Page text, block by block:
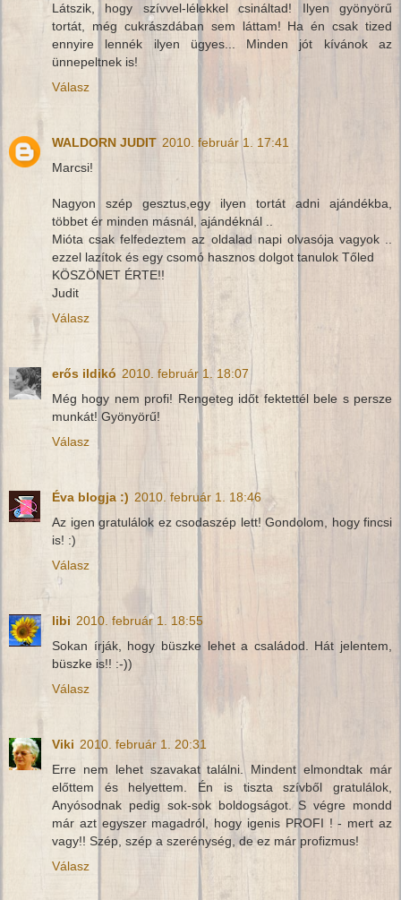
Látszik, hogy szívvel-lélekkel csináltad! Ilyen gyönyörű
tortát, még cukrászdában sem láttam! Ha én csak tized
ennyire lennék ilyen ügyes... Minden jót kívánok az
ünnepeltnek is!
Válasz
WALDORN JUDIT 2010. február 1. 17:41
Marcsi!
Nagyon szép gesztus,egy ilyen tortát adni ajándékba,
többet ér minden másnál, ajándéknál ..
Mióta csak felfedeztem az oldalad napi olvasója vagyok ..
ezzel lazítok és egy csomó hasznos dolgot tanulok Tőled
KÖSZÖNET ÉRTE!!
Judit
Válasz
erős ildikó 2010. február 1. 18:07
Még hogy nem profi! Rengeteg időt fektettél bele s persze
munkát! Gyönyörű!
Válasz
Éva blogja :) 2010. február 1. 18:46
Az igen gratulálok ez csodaszép lett! Gondolom, hogy fincsi
is! :)
Válasz
libi 2010. február 1. 18:55
Sokan írják, hogy büszke lehet a családod. Hát jelentem,
büszke is!! :-))
Válasz
Viki 2010. február 1. 20:31
Erre nem lehet szavakat találni. Mindent elmondtak már
előttem és helyettem. Én is tiszta szívből gratulálok,
Anyósodnak pedig sok-sok boldogságot. S végre mondd
már azt egyszer magadról, hogy igenis PROFI ! - mert az
vagy!! Szép, szép a szerénység, de ez már profizmus!
Válasz